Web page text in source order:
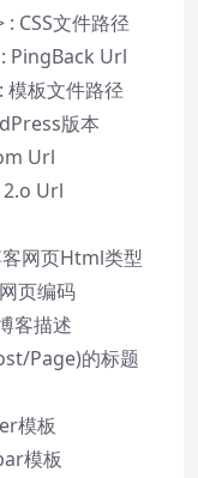
CSS文件路径
PingBack Url
模板文件路径
版本
Url
2.o Url
网页Html类型
页编码
客描述
Page)的标题
模板
模板